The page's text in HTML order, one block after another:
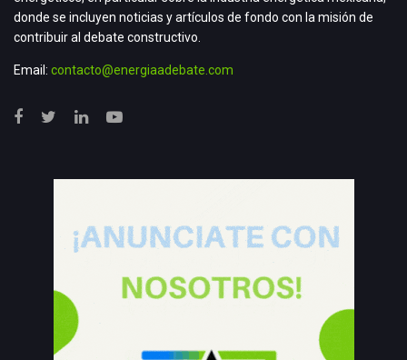
donde se incluyen noticias y artículos de fondo con la misión de
contribuir al debate constructivo.
Email: contacto@energiaadebate.com